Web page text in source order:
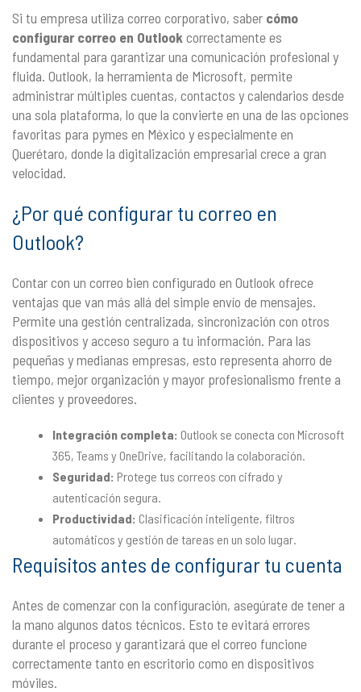
Si tu empresa utiliza correo corporativo, saber cómo
configurar correo en Outlook correctamente es
fundamental para garantizar una comunicación profesional y
fluida. Outlook, la herramienta de Microsoft, permite
administrar múltiples cuentas, contactos y calendarios desde
una sola plataforma, lo que la convierte en una de las opciones
favoritas para pymes en México y especialmente en
Querétaro, donde la digitalización empresarial crece a gran
velocidad.
¿Por qué configurar tu correo en
Outlook?
Contar con un correo bien configurado en Outlook ofrece
ventajas que van más allá del simple envío de mensajes.
Permite una gestión centralizada, sincronización con otros
dispositivos y acceso seguro a tu información. Para las
pequeñas y medianas empresas, esto representa ahorro de
tiempo, mejor organización y mayor profesionalismo frente a
clientes y proveedores.
Integración completa: Outlook se conecta con Microsoft
365, Teams y OneDrive, facilitando la colaboración.
Seguridad: Protege tus correos con cifrado y
autenticación segura.
Productividad: Clasificación inteligente, filtros
automáticos y gestión de tareas en un solo lugar.
Requisitos antes de configurar tu cuenta
Antes de comenzar con la configuración, asegúrate de tener a
la mano algunos datos técnicos. Esto te evitará errores
durante el proceso y garantizará que el correo funcione
correctamente tanto en escritorio como en dispositivos
móviles.